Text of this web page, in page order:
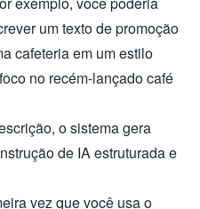
um texto de promoção
cafeteria em um estilo
no recém-lançado café
o sistema gera
de IA estruturada e
vez que você usa o